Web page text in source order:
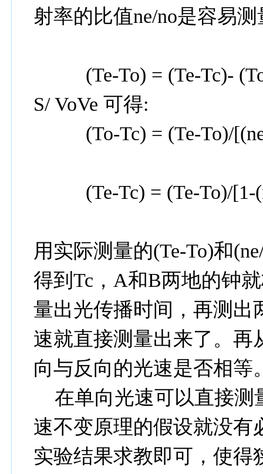
射率的比值ne/no是容易
(Te-To) = (Te-Tc)-
S/ VoVe可得:
(To-Tc) = (Te-To)/
(Te-Tc) = (Te-To)/[1-
用实际测量的(Te-To)和
得到Tc ， A和B两地的钟
量出光传播时间，再测出
速就直接测量出来了。再
向与反向的光速是否相等
在单向光速可以直接
速不变原理的假设就没有
实验结果求教即可，使得